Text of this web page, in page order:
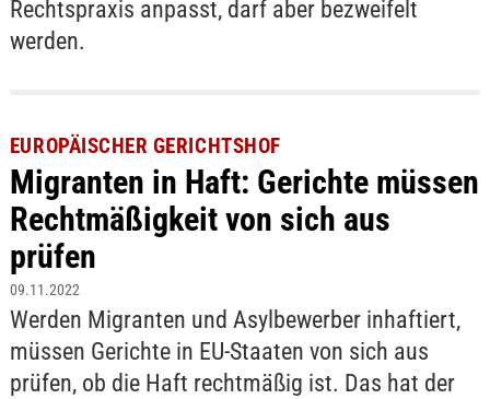
Rechtspraxis anpasst, darf aber bezweifelt
werden.
EUROPÄISCHER GERICHTSHOF
Migranten in Haft: Gerichte müssen
Rechtmäßigkeit von sich aus
prüfen
09.11.2022
Werden Migranten und Asylbewerber inhaftiert,
müssen Gerichte in EU-Staaten von sich aus
prüfen, ob die Haft rechtmäßig ist. Das hat der